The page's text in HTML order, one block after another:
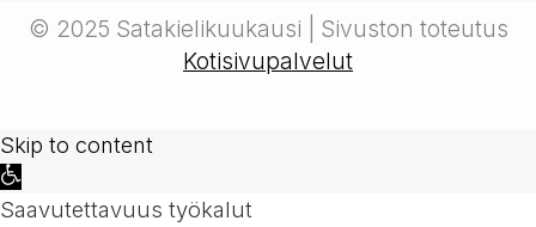
© 2025 Satakielikuukausi | Sivuston toteutus
Kotisivupalvelut
Skip to content
Open
toolbar
Saavutettavuus työkalut